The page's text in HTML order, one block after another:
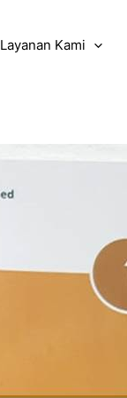
Layanan Kami